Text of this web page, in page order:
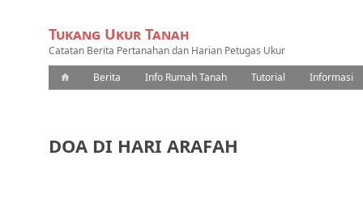
Tukang Ukur Tanah
Catatan Berita Pertanahan dan Harian Petugas Ukur
Berita
Info Rumah Tanah Tutorial Informasi
DOA DI HARI ARAFAH